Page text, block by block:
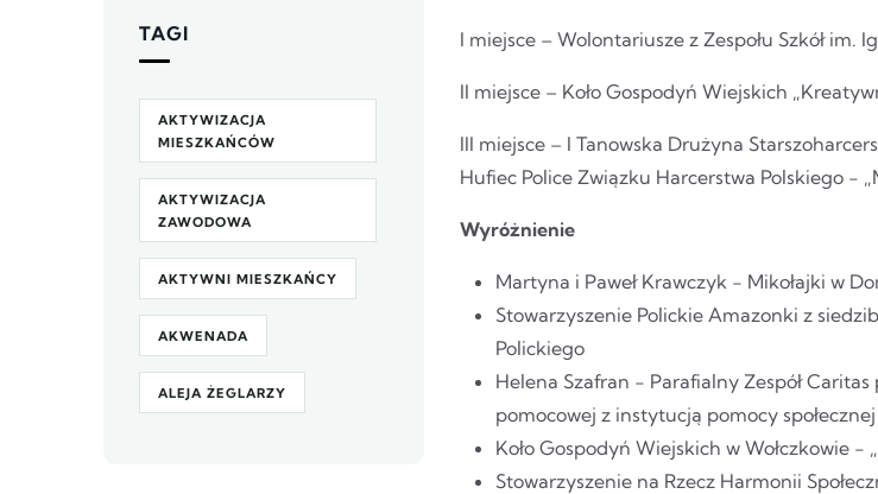
I miejsce – Wolontariusze z Zespołu Szkół im.
II miejsce – Koło Gospodyń Wiejskich
III miejsce – I Tanowska Drużyna
Hufiec Police Związku Harcerstwa Polskiego -
Wyróżnienie
Martyna i Paweł Krawczyk - Mikołajki w
Stowarzyszenie Polickie Amazonki z
Polickiego
Helena Szafran - Parafialny Zespół
pomocowej z instytucją pomocy społecznej
Koło Gospodyń Wiejskich w Wołczkowie
Stowarzyszenie na Rzecz Harmonii
TAGI
AKTYWIZACJA
MIESZKAŃCÓW
AKTYWIZACJA
ZAWODOWA
AKTYWNI MIESZKAŃCY
AKWENADA
ALEJA ŻEGLARZY